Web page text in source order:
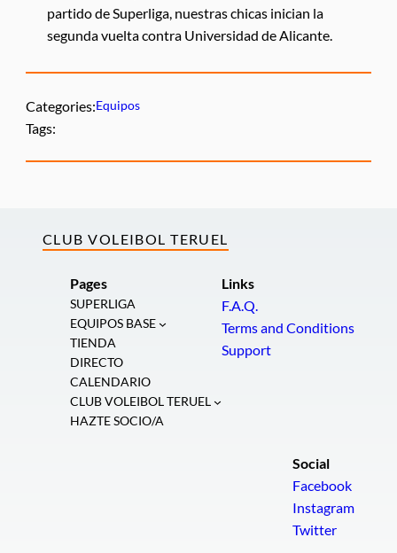
partido de Superliga, nuestras chicas inician la
segunda vuelta contra Universidad de Alicante.
Categories:Equipos
Tags:
CLUB VOLEIBOL TERUEL
Pages
SUPERLIGA
EQUIPOS BASE
TIENDA
DIRECTO
CALENDARIO
CLUB VOLEIBOL TERUEL
HAZTE SOCIO/A
Links
F.A.Q.
Terms and Conditions
Support
Social
Facebook
Instagram
Twitter